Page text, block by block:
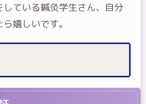
ている鍼灸学生さん、自分
嬉しいです。